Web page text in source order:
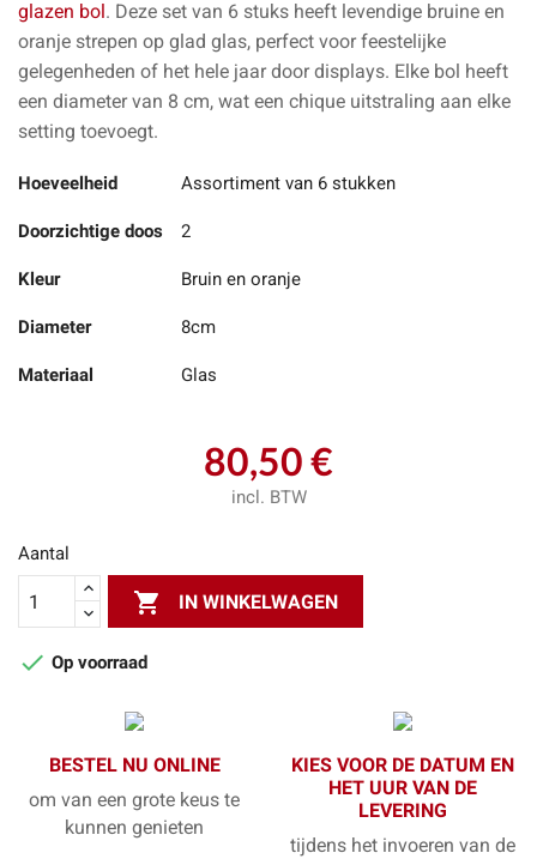
glazen bol. Deze set van 6 stuks heeft levendige bruine en
oranje strepen op glad glas, perfect voor feestelijke
gelegenheden of het hele jaar door displays. Elke bol heeft
een diameter van 8 cm, wat een chique uitstraling aan elke
setting toevoegt.
Hoeveelheid Assortiment van 6 stukken
Doorzichtige doos 2
Kleur Bruin en oranje
Diameter 8cm
Materiaal Glas
80,50 €
incl. BTW
Aantal
 IN WINKELWAGEN
 Op voorraad
BESTEL NU ONLINE
om van een grote keus te
kunnen genieten
KIES VOOR DE DATUM EN
HET UUR VAN DE
LEVERING
tijdens het invoeren van de